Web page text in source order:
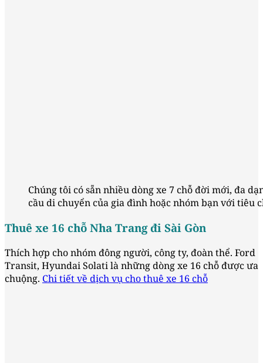
Chúng tôi có sẵn nhiều dòng xe 7 chỗ đời mới, đa
cầu di chuyển của gia đình hoặc nhóm bạn với tiêu
Thuê xe 16 chỗ Nha Trang đi Sài Gòn
Thích hợp cho nhóm đông người, công ty, đoàn thể. Ford
Transit, Hyundai Solati là những dòng xe 16 chỗ được ưa
chuộng. Chi tiết về dịch vụ cho thuê xe 16 chỗ